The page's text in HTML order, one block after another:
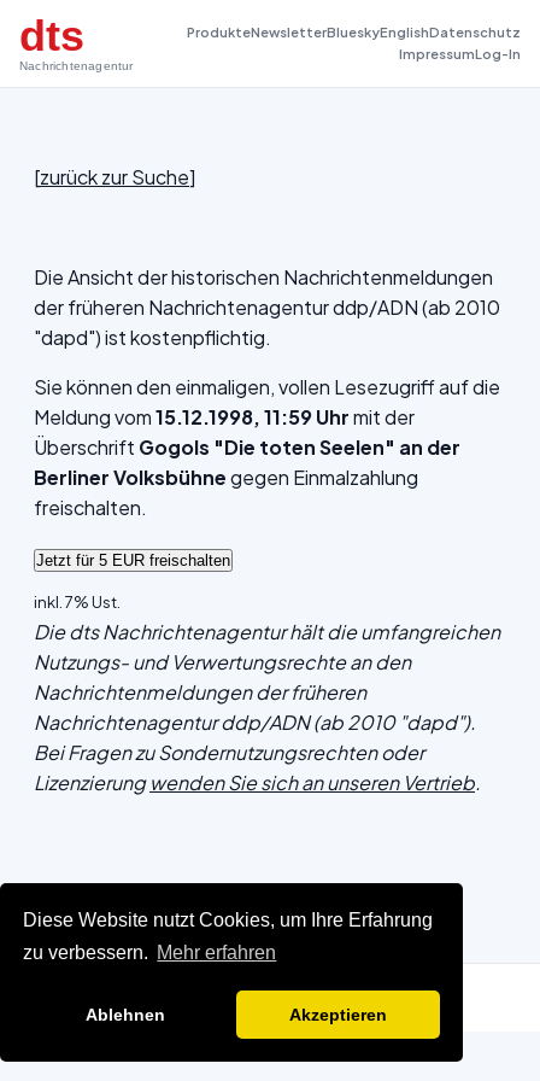
Diese Website nutzt Cookies, um Ihre Erfahrung
zu verbessern. Mehr erfahren
Ablehnen Akzeptieren
dts
Nachrichtenagentur
ProdukteNewsletterBlueskyEnglishDatenschutz
ImpressumLog-In
[zurück zur Suche]
Die Ansicht der historischen Nachrichtenmeldungen
der früheren Nachrichtenagentur ddp/ADN (ab 2010
"dapd") ist kostenpflichtig.
Sie können den einmaligen, vollen Lesezugriff auf die
Meldung vom15.12.1998, 11:59 Uhrmit der
Überschrift Gogols "Die toten Seelen" an der
Berliner Volksbühnegegen Einmalzahlung
freischalten.
inkl. 7% Ust.
Die dts Nachrichtenagentur hält die umfangreichen
Nutzungs- und Verwertungsrechte an den
Nachrichtenmeldungen der früheren
Nachrichtenagentur ddp/ADN (ab 2010 "dapd").
Bei Fragen zu Sondernutzungsrechten oder
Lizenzierungwenden Sie sich an unseren Vertrieb.